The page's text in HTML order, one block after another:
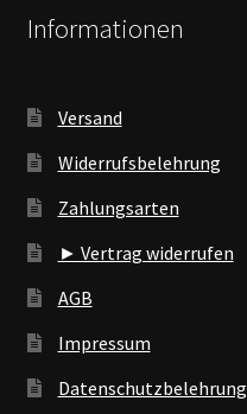
Informationen
Versand
Widerrufsbelehrung
Zahlungsarten
► Vertrag widerrufen
AGB
Impressum
Datenschutzbelehrung